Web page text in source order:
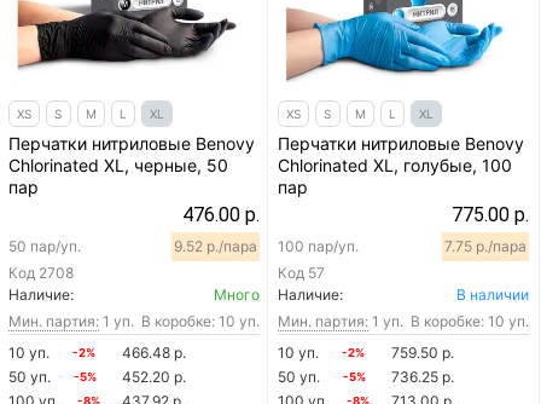
XS S M L XL
Перчатки нитриловые Benovy
Chlorinated XL, черные, 50
пар
476.00 р.
Код 2708
50 пар/уп. 9.52 р./пара
Наличие:
Много
Мин. партия: 1 уп. В коробке: 10 уп.
10 уп.
-2%
466.48 р.
50 уп.
-5%
452.20 р.
-8%
XS S M L XL
Перчатки нитриловые Benovy
Chlorinated XL, голубые, 100
пар
775.00 р.
Код 57
100 пар/уп. 7.75 р./пара
Наличие:
В наличии
Мин. партия: 1 уп. В коробке: 10 уп.
10 уп.
-2%
759.50 р.
50 уп.
-5%
736.25 р.
-8%